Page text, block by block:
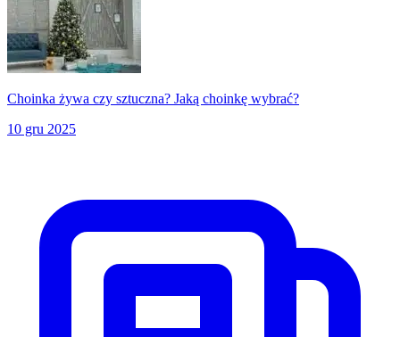
Choinka żywa czy sztuczna? Jaką choinkę wybrać?
10 gru 2025